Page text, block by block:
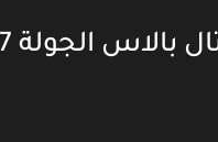
7 الدوري الانجليزي